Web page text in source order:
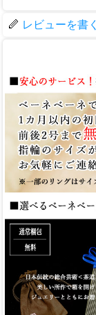
レビューを書く